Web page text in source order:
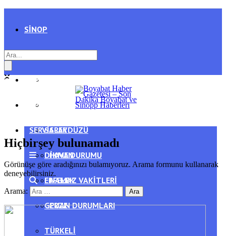
SINOP
AYANCIK
SARAYDÜZÜ
DIKMEN
ERFELEK
GERZE
TÜRKELI
GENEL
SPOR
SERVISLER
HAVA DURUMU
NAMAZ VAKITLERI
PUAN DURUMLARI
Hiçbirşey bulunamadı
Görünüşe göre aradığınızı bulamıyoruz. Arama formunu kullanarak
deneyebilirsiniz.
Arama: